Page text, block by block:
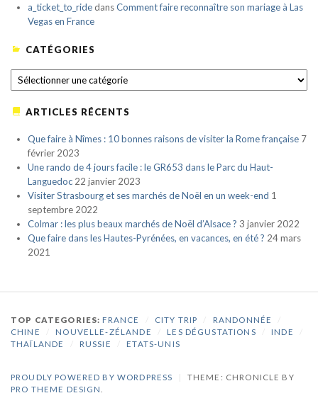
a_ticket_to_ridedansComment faire reconnaître son mariage à Las
Vegas en France
CATÉGORIES
CATÉGORIES
ARTICLES RÉCENTS
Que faire à Nîmes : 10 bonnes raisons de visiter la Rome française 7
février 2023
Une rando de 4 jours facile : le GR653 dans le Parc du Haut-
Languedoc 22 janvier 2023
Visiter Strasbourg et ses marchés de Noël en un week-end 1
septembre 2022
Colmar : les plus beaux marchés de Noël d’Alsace ? 3 janvier 2022
Que faire dans les Hautes-Pyrénées, en vacances, en été ? 24 mars
2021
TOP CATEGORIES:FRANCE CITY TRIP RANDONNÉE
CHINE
NOUVELLE-ZÉLANDE LES DÉGUSTATIONS INDE
THAÏLANDE
RUSSIE ETATS-UNIS
PROUDLY POWERED BY WORDPRESS
THEME: CHRONICLE BY
PRO THEME DESIGN